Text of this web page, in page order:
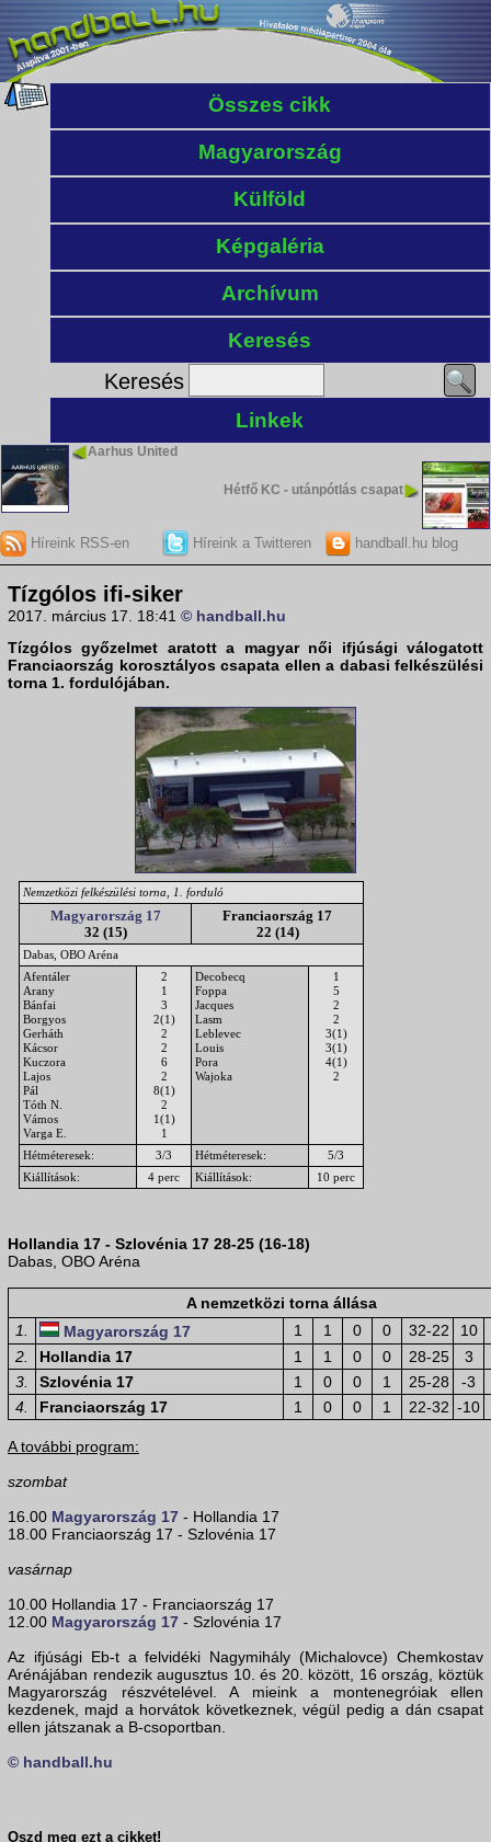
Összes cikk
Magyarország
Külföld
Képgaléria
Archívum
Keresés
Keresés
Linkek
Aarhus United
Hétfő KC - utánpótlás csapat
Híreink RSS-en Híreink a Twitteren handball.hu blog
Tízgólos ifi-siker
2017. március 17. 18:41 © handball.hu
Tízgólos győzelmet aratott a magyar női ifjúsági válogatott
Franciaország korosztályos csapata ellen a dabasi felkészülési
torna 1. fordulójában.
Nemzetközi felkészülési torna, 1. forduló
Magyarország 17
32 (15)
Franciaország 17
22 (14)
Dabas, OBO Aréna
Afentáler
Arany
Bánfai
Borgyos
Gerháth
Kácsor
Kuczora
Lajos
Pál
Tóth N.
Vámos
Varga E.
2
1
3
2(1)
2
2
6
2
8(1)
2
1(1)
1
Decobecq
Foppa
Jacques
Lasm
Leblevec
Louis
Pora
Wajoka
1
5
2
2
3(1)
3(1)
4(1)
2
Hétméteresek: 3/3 Hétméteresek:
5/3
Kiállítások:
4 perc Kiállítások: 10 perc
Hollandia 17 - Szlovénia 17 28-25 (16-18)
Dabas, OBO Aréna
A nemzetközi torna állása
1.
Magyarország 17 1 1 0 0 32-22
10
2.
Hollandia 17 1 1 0 0 28-25
3
3.
Szlovénia 17 1 0 0 1 25-28
-3
4.
Franciaország 17 1 0 0 1 22-32 -10
A további program:
szombat
16.00 Magyarország 17 - Hollandia 17
18.00 Franciaország 17 - Szlovénia 17
vasárnap
10.00 Hollandia 17 - Franciaország 17
12.00 Magyarország 17 - Szlovénia 17
Az ifjúsági Eb-t a felvidéki Nagymihály (Michalovce) Chemkostav
Arénájában rendezik augusztus 10. és 20. között, 16 ország, köztük
Magyarország részvételével. A mieink a montenegróiak ellen
kezdenek, majd a horvátok következnek, végül pedig a dán csapat
ellen játszanak a B-csoportban.
© handball.hu
Oszd meg ezt a cikket!